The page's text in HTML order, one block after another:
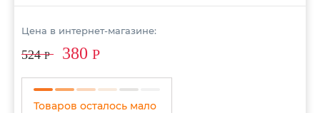
Цена в интернет-магазине:
524Р 380 Р
Товаров осталось мало